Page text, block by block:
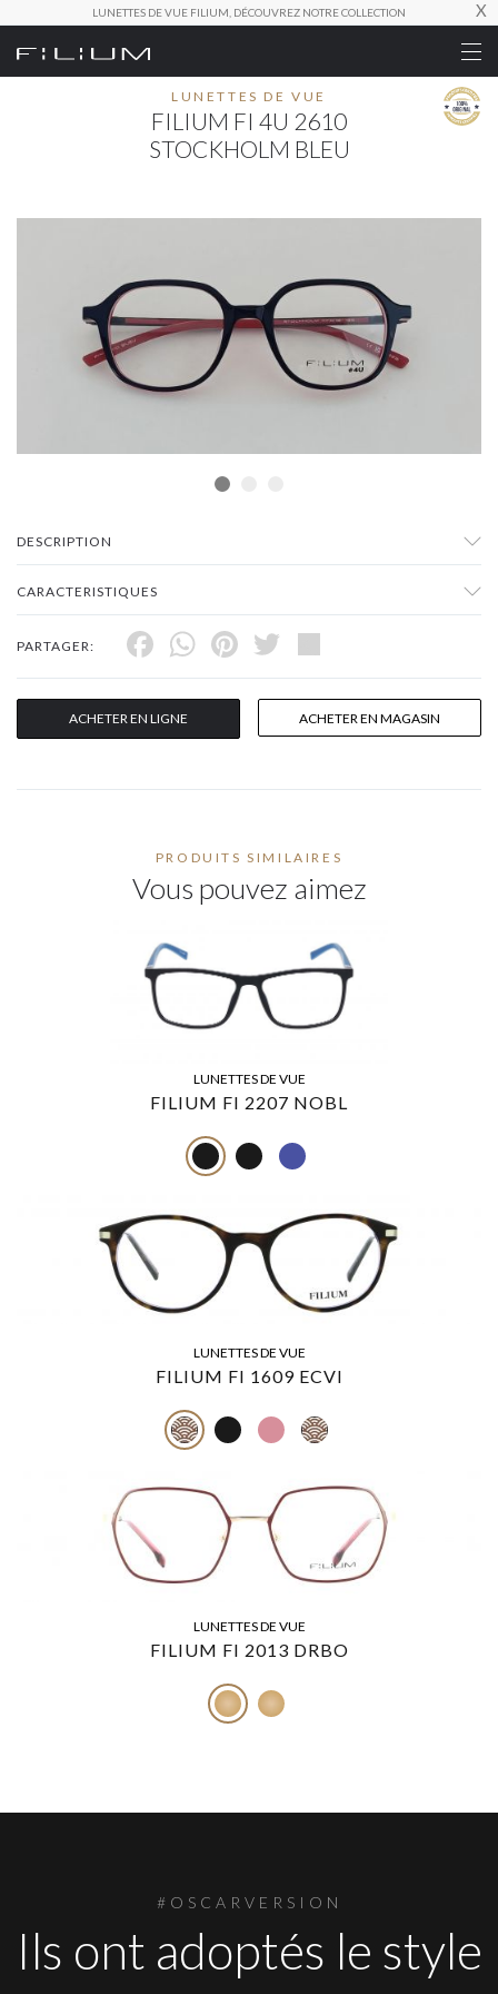
LUNETTES DE VUE FILIUM, DÉCOUVREZ NOTRE COLLECTION X
LUNETTES DE VUE
FILIUM FI 4U 2610
STOCKHOLM BLEU
DESCRIPTION
CARACTERISTIQUES
PARTAGER: Facebook
WhatsApp
Pinterest
Twitter
ACHETER EN LIGNE ACHETER EN MAGASIN
PRODUITS SIMILAIRES
Vous pouvez aimez
LUNETTES DE VUE
FILIUM FI 2207 NOBL
LUNETTES DE VUE
FILIUM FI 1609 ECVI
LUNETTES DE VUE
FILIUM FI 2013 DRBO
#OSCARVERSION
Ils ont adoptés le style